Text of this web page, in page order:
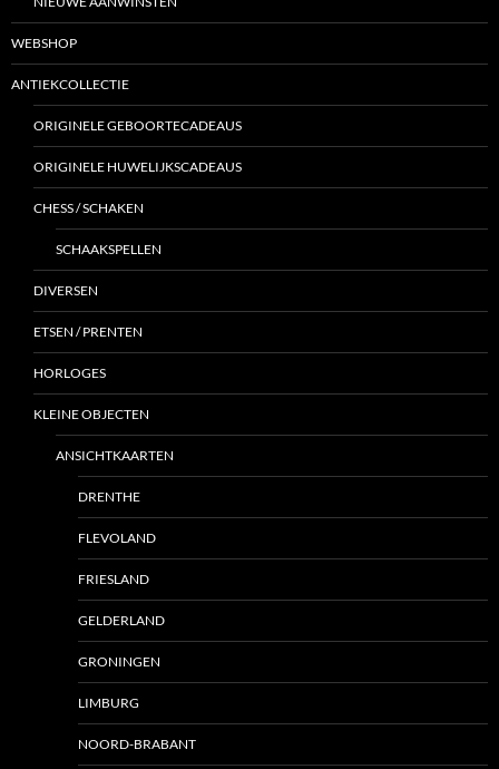
WEBSHOP
ANTIEKCOLLECTIE
ORIGINELE GEBOORTECADEAUS
ORIGINELE HUWELIJKSCADEAUS
CHESS / SCHAKEN
SCHAAKSPELLEN
DIVERSEN
ETSEN / PRENTEN
HORLOGES
KLEINE OBJECTEN
ANSICHTKAARTEN
DRENTHE
FLEVOLAND
FRIESLAND
GELDERLAND
GRONINGEN
LIMBURG
NOORD-BRABANT